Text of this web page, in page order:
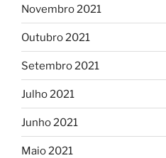
Novembro 2021
Outubro 2021
Setembro 2021
Julho 2021
Junho 2021
Maio 2021